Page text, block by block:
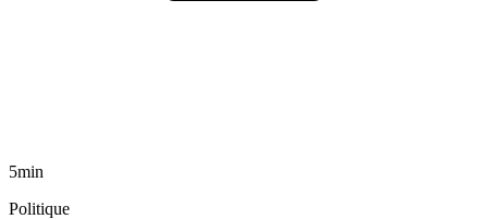
5min
Politique